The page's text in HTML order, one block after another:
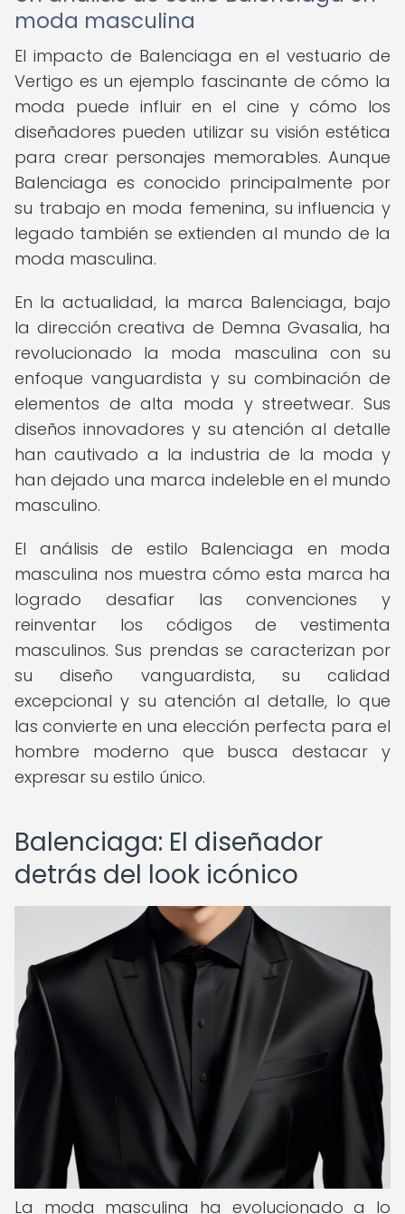
moda masculina
El impacto de Balenciaga en el vestuario de
Vertigo es un ejemplo fascinante de cómo la
moda puede influir en el cine y cómo los
diseñadores pueden utilizar su visión estética
para crear personajes memorables. Aunque
Balenciaga es conocido principalmente por
su trabajo en moda femenina, su influencia y
legado también se extienden al mundo de la
moda masculina.
En la actualidad, la marca Balenciaga, bajo
la dirección creativa de Demna Gvasalia, ha
revolucionado la moda masculina con su
enfoque vanguardista y su combinación de
elementos de alta moda y streetwear. Sus
diseños innovadores y su atención al detalle
han cautivado a la industria de la moda y
han dejado una marca indeleble en el mundo
masculino.
El análisis de estilo Balenciaga en moda
masculina nos muestra cómo esta marca ha
logrado desafiar las convenciones y
reinventar los códigos de vestimenta
masculinos. Sus prendas se caracterizan por
su diseño vanguardista, su calidad
excepcional y su atención al detalle, lo que
las convierte en una elección perfecta para el
hombre moderno que busca destacar y
expresar su estilo único.
Balenciaga: El diseñador
detrás del look icónico
La moda masculina ha evolucionado a lo